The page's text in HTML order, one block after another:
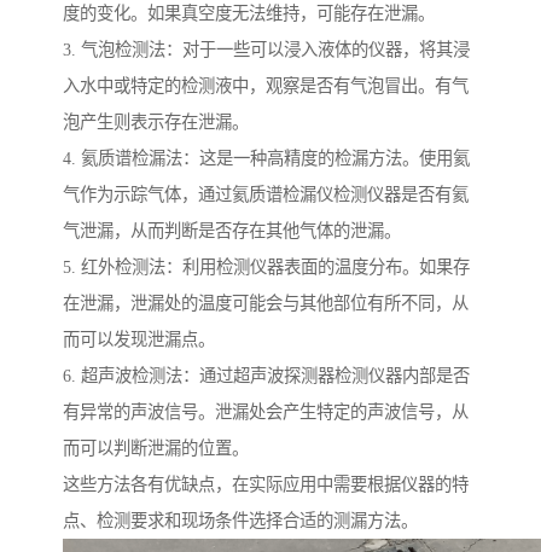
度的变化。如果真空度无法维持，可能存在泄漏。
3. 气泡检测法：对于一些可以浸入液体的仪器，将其浸
入水中或特定的检测液中，观察是否有气泡冒出。有气
泡产生则表示存在泄漏。
4. 氦质谱检漏法：这是一种高精度的检漏方法。使用氦
气作为示踪气体，通过氦质谱检漏仪检测仪器是否有氦
气泄漏，从而判断是否存在其他气体的泄漏。
5. 红外检测法：利用检测仪器表面的温度分布。如果存
在泄漏，泄漏处的温度可能会与其他部位有所不同，从
而可以发现泄漏点。
6. 超声波检测法：通过超声波探测器检测仪器内部是否
有异常的声波信号。泄漏处会产生特定的声波信号，从
而可以判断泄漏的位置。
这些方法各有优缺点，在实际应用中需要根据仪器的特
点、检测要求和现场条件选择合适的测漏方法。